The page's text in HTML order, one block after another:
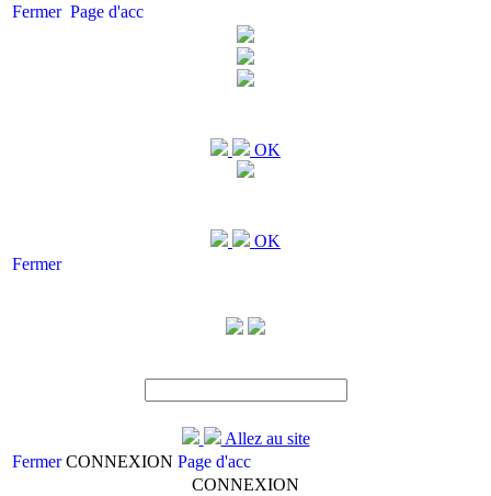
Fermer Page d'acc
OK
OK
Fermer
Allez au site
Fermer CONNEXION Page d'acc
CONNEXION